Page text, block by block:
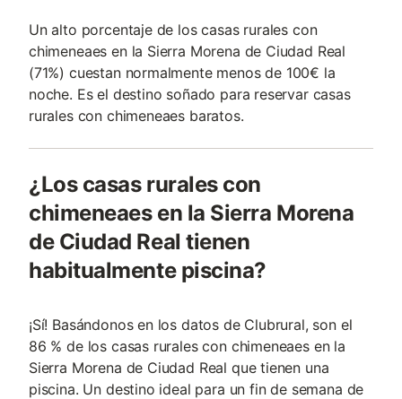
Un alto porcentaje de los casas rurales con
chimeneaes en la Sierra Morena de Ciudad Real
(71%) cuestan normalmente menos de 100€ la
noche. Es el destino soñado para reservar casas
rurales con chimeneaes baratos.
¿Los casas rurales con
chimeneaes en la Sierra Morena
de Ciudad Real tienen
habitualmente piscina?
¡Sí! Basándonos en los datos de Clubrural, son el
86 % de los casas rurales con chimeneaes en la
Sierra Morena de Ciudad Real que tienen una
piscina. Un destino ideal para un fin de semana de